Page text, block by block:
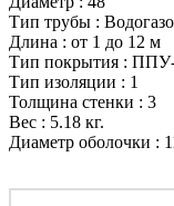
Тип трубы :
Длина : от 1 до 12 м
Тип покрытия :
Тип изоляции : 1
Толщина стенки : 3
Вес : 5.18 кг.
Диаметр оболочки :